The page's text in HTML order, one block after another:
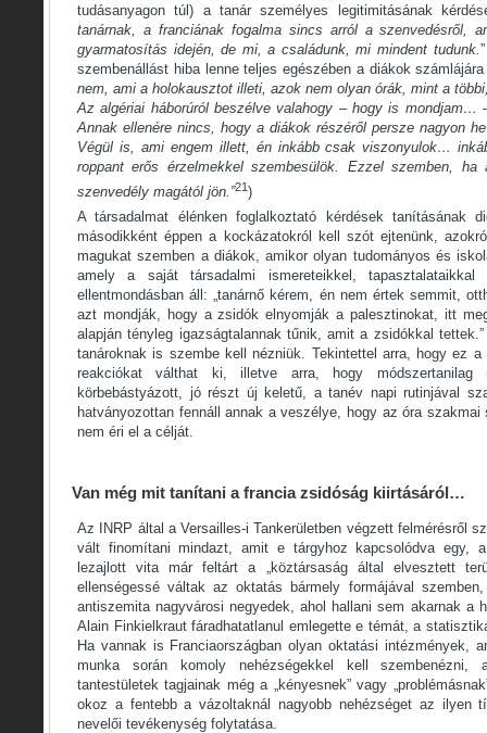
tudásanyagon túl) a tanár személyes legitimitásának
tanárnak, a franciának fogalma sincs arról a szenvedésről,
gyarmatosítás idején, de mi, a családunk, mi mindent tudunk.
szembenállást hiba lenne teljes egészében a diákok
nem, ami a holokausztot illeti, azok nem olyan órák, mint a
Az algériai háborúról beszélve valahogy – hogy is mondjam…
Annak ellenére nincs, hogy a diákok részéről persze nagyon
Végül is, ami engem illett, én inkább csak viszonyulok…
roppant erős érzelmekkel szembesülök. Ezzel szemben,
szenvedély magától jön.”21)
A társadalmat élénken foglalkoztató kérdések tanításának
másodikként éppen a kockázatokról kell szót ejtenünk,
magukat szemben a diákok, amikor olyan tudományos és
amely a saját társadalmi ismereteikkel, tapasztalataikkal
ellentmondásban áll: „tanárnő kérem, én nem értek semmit,
azt mondják, hogy a zsidók elnyomják a palesztinokat, itt
alapján tényleg igazságtalannak tűnik, amit a zsidókkal
tanároknak is szembe kell nézniük. Tekintettel arra, hogy ez
reakciókat válthat ki, illetve arra, hogy módszertanilag
körbebástyázott, jó részt új keletű, a tanév napi rutinjával
hatványozottan fennáll annak a veszélye, hogy az óra
nem éri el a célját.
Van még mit tanítani a francia zsidóság kiirtásáról…
Az INRP által a Versailles-i Tankerületben végzett felmérésről
vált finomítani mindazt, amit e tárgyhoz kapcsolódva egy,
lezajlott vita már feltárt a „köztársaság által elvesztett
ellenségessé váltak az oktatás bármely formájával
antiszemita nagyvárosi negyedek, ahol hallani sem akarnak a
Alain Finkielkraut fáradhatatlanul emlegette e témát, a
Ha vannak is Franciaországban olyan oktatási intézmények,
munka során komoly nehézségekkel kell szembenézni,
tantestületek tagjainak még a „kényesnek” vagy
okoz a fentebb a vázoltaknál nagyobb nehézséget az ilyen
nevelői tevékenység folytatása.